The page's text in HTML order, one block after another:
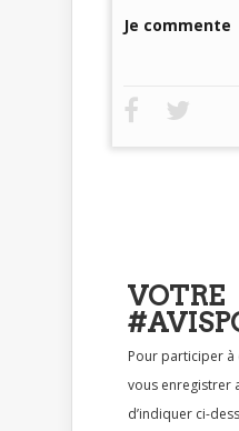
Je commente
VOTRE
Pour participer à ce forum, vous devez
vous enregistrer
d’indiquer ci-